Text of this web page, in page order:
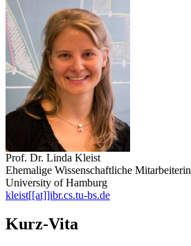
Prof. Dr. Linda Kleist
Ehemalige Wissenschaftliche Mitarbeiterin
University of Hamburg
kleist[[at]]ibr.cs.tu-bs.de
Kurz-Vita